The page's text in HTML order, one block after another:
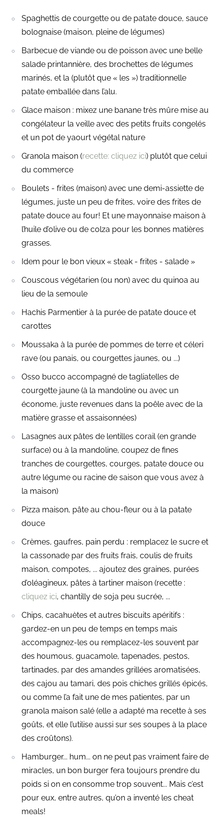
Spaghettis de courgette ou de patate douce, sauce
bolognaise (maison, pleine de légumes)
Barbecue de viande ou de poisson avec une belle
salade printannière, des brochettes de légumes
marinés, et la (plutôt que « les ») traditionnelle
patate emballée dans l’alu.
Glace maison : mixez une banane très mûre mise au
congélateur la veille avec des petits fruits congelés
et un pot de yaourt végétal nature
Granola maison (recette: cliquez ici) plutôt que celui
du commerce
Boulets - frites (maison) avec une demi-assiette de
légumes, juste un peu de frites, voire des frites de
patate douce au four! Et une mayonnaise maison à
l’huile d’olive ou de colza pour les bonnes matières
grasses.
Idem pour le bon vieux « steak - frites - salade »
Couscous végétarien (ou non) avec du quinoa au
lieu de la semoule
Hachis Parmentier à la purée de patate douce et
carottes
Moussaka à la purée de pommes de terre et céleri
rave (ou panais, ou courgettes jaunes, ou ...)
Osso bucco accompagné de tagliatelles de
courgette jaune (à la mandoline ou avec un
économe, juste revenues dans la poêle avec de la
matière grasse et assaisonnées)
Lasagnes aux pâtes de lentilles corail (en grande
surface) ou à la mandoline, coupez de fines
tranches de courgettes, courges, patate douce ou
autre légume ou racine de saison que vous avez à
la maison)
Pizza maison, pâte au chou-fleur ou à la patate
douce
Crèmes, gaufres, pain perdu : remplacez le sucre et
la cassonade par des fruits frais, coulis de fruits
maison, compotes, ... ajoutez des graines, purées
d’oléagineux, pâtes à tartiner maison (recette :
cliquez ici, chantilly de soja peu sucrée, ...
Chips, cacahuètes et autres biscuits apéritifs :
gardez-en un peu de temps en temps mais
accompagnez-les ou remplacez-les souvent par
des houmous, guacamole, tapenades, pestos,
tartinades, par des amandes grillées aromatisées,
des cajou au tamari, des pois chiches grillés épicés,
ou comme l’a fait une de mes patientes, par un
granola maison salé (elle a adapté ma recette à ses
goûts, et elle l’utilise aussi sur ses soupes à la place
des croûtons).
Hamburger... hum... on ne peut pas vraiment faire de
miracles, un bon burger fera toujours prendre du
poids si on en consomme trop souvent... Mais c’est
pour eux, entre autres, qu’on a inventé les cheat
meals!